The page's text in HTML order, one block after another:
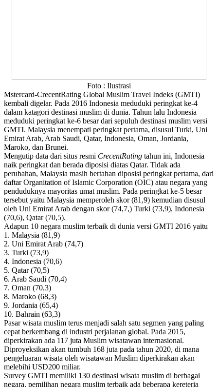
Foto : Ilustrasi
Mstercard-CrecentRating Global Muslim Travel Indeks (GMTI)
kembali digelar. Pada 2016 Indonesia meduduki peringkat ke-4
dalam katagori destinasi muslim di dunia. Tahun lalu Indonesia
meduduki peringkat ke-6 besar dari sepuluh destinasi muslim versi
GMTI. Malaysia menempati peringkat pertama, disusul Turki, Uni
Emirat Arab, Arab Saudi, Qatar, Indonesia, Oman, Jordania,
Maroko, dan Brunei.
Mengutip data dari situs resmi CrecentRating tahun ini, Indonesia
naik peringkat dan berada diposisi diatas Qatar. Tidak ada
perubahan, Malaysia masih bertahan diposisi peringkat pertama, dari
daftar Organitation of Islamic Corporation (OIC) atau negara yang
penduduknya mayoritas umat muslim. Pada peringkat ke-5 besar
tersebut yaitu Malaysia memperoleh skor (81,9) kemudian disusul
oleh Uni Emirat Arab dengan skor (74,7,) Turki (73,9), Indonesia
(70,6), Qatar (70,5).
Adapun 10 negara muslim terbaik di dunia versi GMTI 2016 yaitu
1. Malaysia (81,9)
2. Uni Emirat Arab (74,7)
3. Turki (73,9)
4. Indonesia (70,6)
5. Qatar (70,5)
6. Arab Saudi (70,4)
7. Oman (70,3)
8. Maroko (68,3)
9. Jordania (65,4)
10. Bahrain (63,3)
Pasar wisata muslim terus menjadi salah satu segmen yang paling
cepat berkembang di industri perjalanan global. Pada 2015,
diperkirakan ada 117 juta Muslim wisatawan internasional.
Diproyeksikan akan tumbuh 168 juta pada tahun 2020, di mana
pengeluaran wisata oleh wisatawan Muslim diperkirakan akan
melebihi USD200 miliar.
Survey GMTI memiliki 130 destinasi wisata muslim di berbagai
negara, pemilihan negara muslim terbaik ada beberapa kereteria